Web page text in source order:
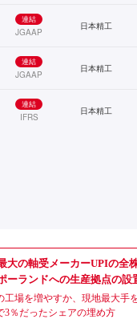
連結
JGAAP
日本精工
連結
JGAAP
日本精工
連結
IFRS
日本精工
大の軸受メーカーUPIの全
ーランドへの生産拠点の設
工場を増やすか、現地最大
3％だったシェアの埋め方